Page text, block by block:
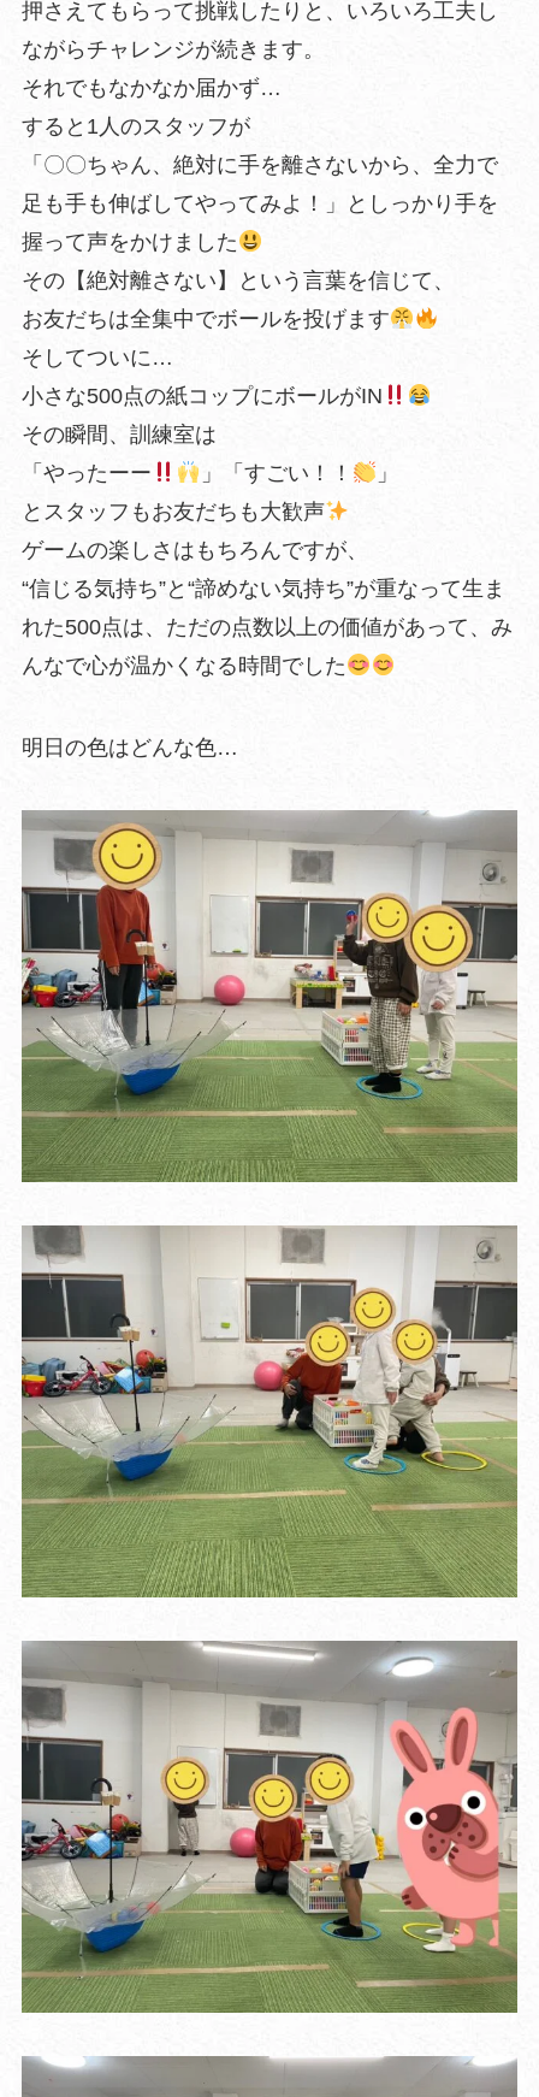
押さえてもらって挑戦したりと、いろいろ工夫し
ながらチャレンジが続きます。
それでもなかなか届かず…
すると1人のスタッフが
「〇〇ちゃん、絶対に手を離さないから、全力で
足も手も伸ばしてやってみよ！」としっかり手を
握って声をかけました
その【絶対離さない】という言葉を信じて、
お友だちは全集中でボールを投げます
そしてついに…
小さな500点の紙コップにボールがIN
その瞬間、訓練室は
「やったーー
」「すごい！！
」
とスタッフもお友だちも大歓声
ゲームの楽しさはもちろんですが、
“信じる気持ち”と“諦めない気持ち”が重なって生ま
れた500点は、ただの点数以上の価値があって、み
んなで心が温かくなる時間でした
明日の色はどんな色…